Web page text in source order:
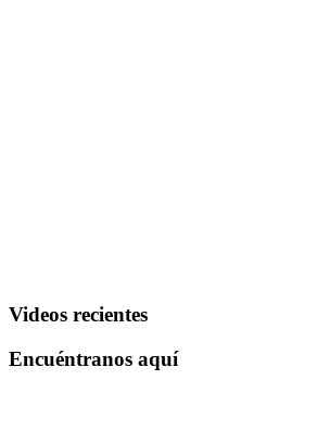
Videos recientes
Encuéntranos aquí